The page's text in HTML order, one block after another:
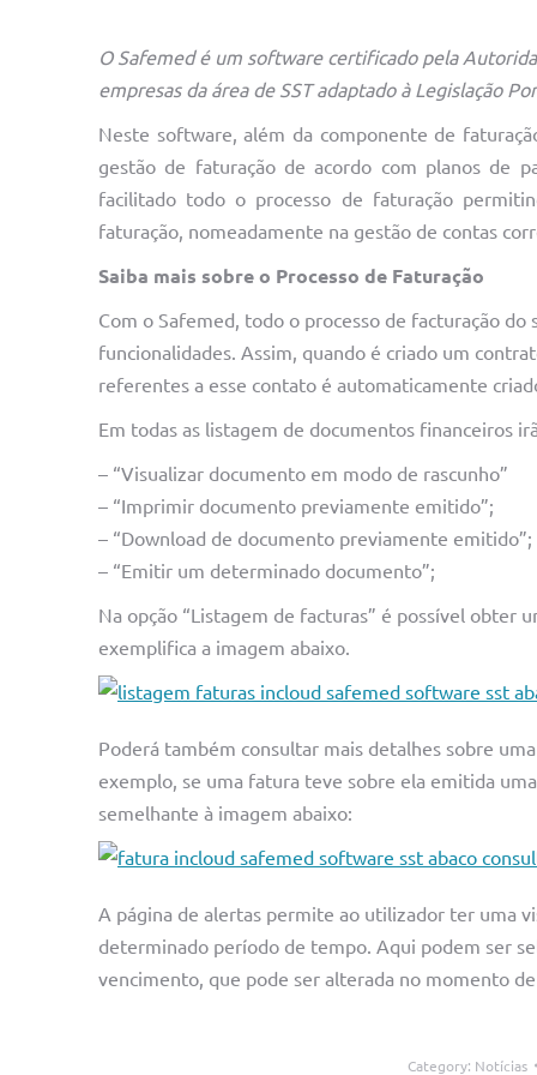
O Safemed é um software certificado pela
empresas da área de SST adaptado à Legislação
Neste software, além da componente de
gestão de faturação de acordo com planos de
facilitado todo o processo de faturação
faturação, nomeadamente na gestão de contas
Saiba mais sobre o Processo de Faturação
Com o Safemed, todo o processo de facturação
funcionalidades. Assim, quando é criado um
referentes a esse contato é automaticamente
Em todas as listagem de documentos financeiros
– “Visualizar documento em modo de rascunho”
– “Imprimir documento previamente emitido”;
– “Download de documento previamente emitido”;
– “Emitir um determinado documento”;
Na opção “Listagem de facturas” é possível
exemplifica a imagem abaixo.
Poderá também consultar mais detalhes sobre
exemplo, se uma fatura teve sobre ela emitida
semelhante à imagem abaixo:
A página de alertas permite ao utilizador ter uma
determinado período de tempo. Aqui podem ser
vencimento, que pode ser alterada no momento
Category: Notícias